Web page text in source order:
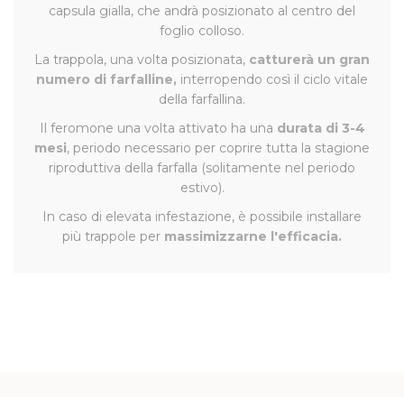
capsula gialla, che andrà posizionato al centro del
foglio colloso.
La trappola, una volta posizionata, catturerà un gran
numero di farfalline, interropendo così il ciclo vitale
della farfallina.
Il feromone una volta attivato ha una durata di 3-4
mesi, periodo necessario per coprire tutta la stagione
riproduttiva della farfalla (solitamente nel periodo
estivo).
In caso di elevata infestazione, è possibile installare
più trappole per massimizzarne l'efficacia.